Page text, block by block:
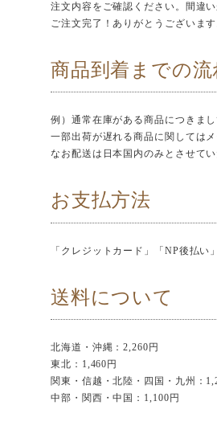
注文内容をご確認ください。間違
ご注文完了！ありがとうございます
商品到着までの流
例）通常在庫がある商品につきま
一部出荷が遅れる商品に関しては
なお配送は日本国内のみとさせてい
お支払方法
「クレジットカード」「NP後払
送料について
北海道・沖縄：2,260円
東北：1,460円
関東・信越・北陸・四国・九州：
中部・関西・中国：1,100円